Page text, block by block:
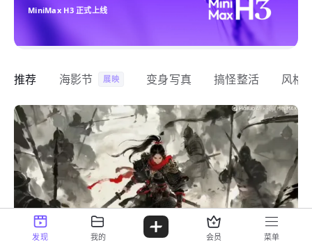
MiniMax H3 正式上线
推荐 海影节 展映 变身写真 搞怪整活 风格
发现 我的 会员 菜单